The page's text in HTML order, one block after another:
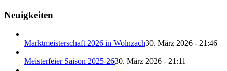
Neuigkeiten
Marktmeisterschaft 2026 in Wolnzach30. März 2026 - 21:46
Meisterfeier Saison 2025-2630. März 2026 - 21:11